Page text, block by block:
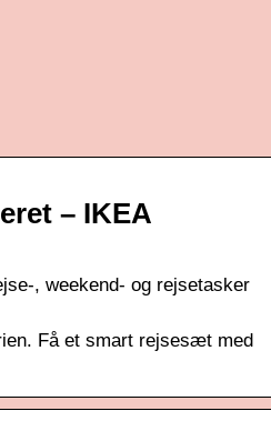
– IKEA
, weekend- og rejsetasker
Få et smart rejsesæt med